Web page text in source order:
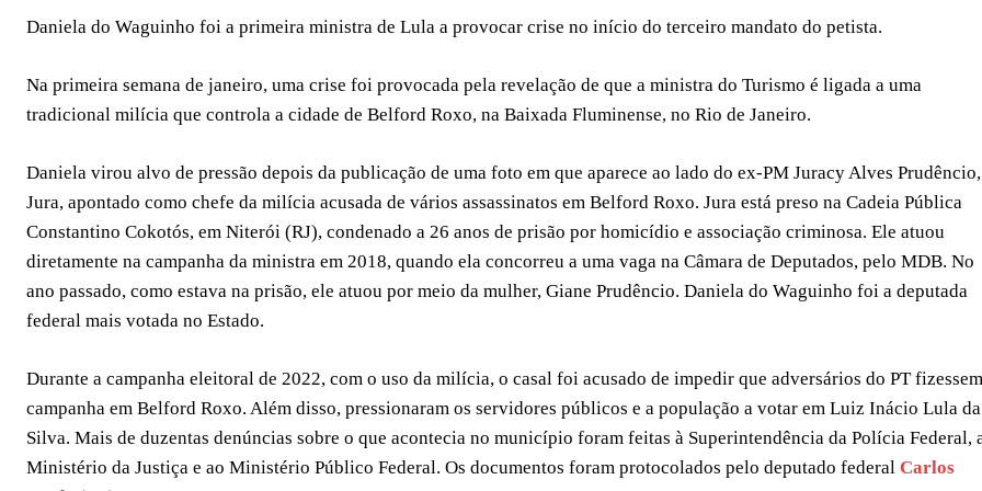
Daniela do Waguinho foi a primeira ministra de Lula a provocar crise no início do terceiro mandato do petista.
Na primeira semana de janeiro, uma crise foi provocada pela revelação de que a ministra do Turismo é ligada a uma
tradicional milícia que controla a cidade de Belford Roxo, na Baixada Fluminense, no Rio de Janeiro.
Daniela virou alvo de pressão depois da publicação de uma foto em que aparece ao lado do ex-PM Juracy Alves
Jura, apontado como chefe da milícia acusada de vários assassinatos em Belford Roxo. Jura está preso na Cadeia Pública
Constantino Cokotós, em Niterói (RJ), condenado a 26 anos de prisão por homicídio e associação criminosa. Ele atuou
diretamente na campanha da ministra em 2018, quando ela concorreu a uma vaga na Câmara de Deputados, pelo MDB. No
ano passado, como estava na prisão, ele atuou por meio da mulher, Giane Prudêncio. Daniela do Waguinho foi a deputada
federal mais votada no Estado.
Durante a campanha eleitoral de 2022, com o uso da milícia, o casal foi acusado de impedir que adversários do PT fizessem
campanha em Belford Roxo. Além disso, pressionaram os servidores públicos e a população a votar em Luiz Inácio Lula da
Silva. Mais de duzentas denúncias sobre o que acontecia no município foram feitas à Superintendência da Polícia Federal,
Ministério da Justiça e ao Ministério Público Federal. Os documentos foram protocolados pelo deputado federal Carlos